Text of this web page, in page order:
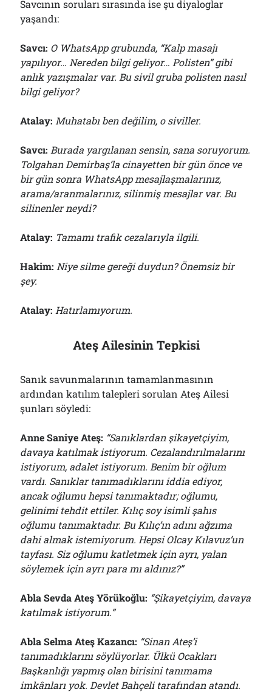
Savcının soruları sırasında ise şu diyaloglar
yaşandı:
Savcı: O WhatsApp grubunda, “Kalp masajı
yapılıyor… Nereden bilgi geliyor… Polisten” gibi
anlık yazışmalar var. Bu sivil gruba polisten nasıl
bilgi geliyor?
Atalay: Muhatabı ben değilim, o siviller.
Savcı: Burada yargılanan sensin, sana soruyorum.
Tolgahan Demirbaş’la cinayetten bir gün önce ve
bir gün sonra WhatsApp mesajlaşmalarınız,
arama/aranmalarınız, silinmiş mesajlar var. Bu
silinenler neydi?
Atalay: Tamamı trafik cezalarıyla ilgili.
Hakim: Niye silme gereği duydun?Önemsiz bir
şey.
Atalay: Hatırlamıyorum.
Ateş Ailesinin Tepkisi
Sanık savunmalarının tamamlanmasının
ardından katılım talepleri sorulan Ateş Ailesi
şunları söyledi:
Anne Saniye Ateş: “Sanıklardan şikayetçiyim,
davaya katılmak istiyorum. Cezalandırılmalarını
istiyorum, adalet istiyorum. Benim bir oğlum
vardı. Sanıklar tanımadıklarını iddia ediyor,
ancak oğlumu hepsi tanımaktadır; oğlumu,
gelinimi tehdit ettiler. Kılıç soy isimli şahıs
oğlumu tanımaktadır. Bu Kılıç’ın adını ağzıma
dahi almak istemiyorum. Hepsi Olcay Kılavuz’un
tayfası. Siz oğlumu katletmek için ayrı, yalan
söylemek için ayrı para mı aldınız?”
Abla Sevda Ateş Yörükoğlu: “Şikayetçiyim, davaya
katılmak istiyorum.”
Abla Selma Ateş Kazancı: “Sinan Ateş’i
tanımadıklarını söylüyorlar. Ülkü Ocakları
Başkanlığı yapmış olan birisini tanımama
imkânları yok. Devlet Bahçeli tarafından atandı.